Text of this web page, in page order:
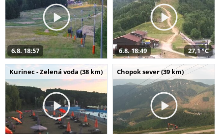
6.8. 18:57 6.8. 18:49 27,1 °C
Kurinec - Zelená voda (38 km) Chopok sever (39 km)